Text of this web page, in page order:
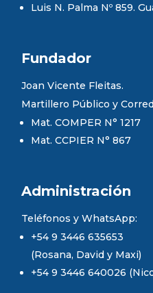
Luis N. Palma Nº 859.
Fundador
Joan Vicente Fleitas.
Martillero Público y
Mat. COMPER N° 1217
Mat. CCPIER N° 867
Administración
Teléfonos y WhatsApp:
+54 9 3446 635653
(Rosana, David y Maxi)
+54 9 3446 640026